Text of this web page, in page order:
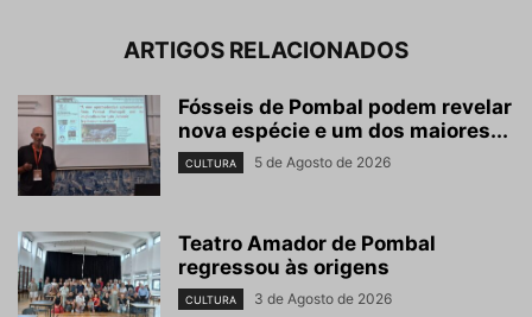
ARTIGOS RELACIONADOS
Fósseis de Pombal podem revelar
nova espécie e um dos maiores...
CULTURA 5 de Agosto de 2026
Teatro Amador de Pombal
regressou às origens
CULTURA 3 de Agosto de 2026